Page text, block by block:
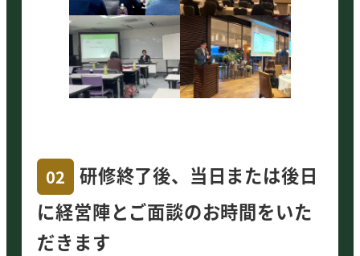
生成AIが変えるマーケティングと企業の影響
生成AIの活用事例
生成AIを活用できない企業を襲う（想像できな
い）リスク
企業が生成AIを活用するために
研修場所をご用意願います
プロジェクター（HDMI）とホワイトボード
（またはそれに類するもの）をご用意願います
02
研修終了後、当日または後日
に経営陣とご面談のお時間をいた
だきます